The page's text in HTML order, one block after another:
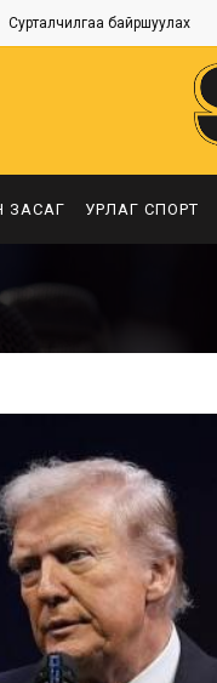
Сурталчилгаа байршуулах
ЗАСАГ УРЛАГ СПОРТ